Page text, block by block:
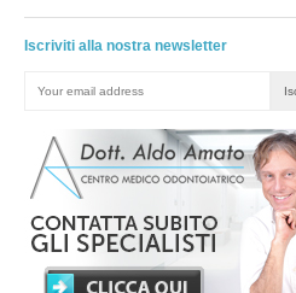
Iscriviti alla nostra newsletter